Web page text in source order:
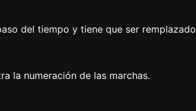
del tiempo y tiene que ser remplazado
la numeración de las marchas.